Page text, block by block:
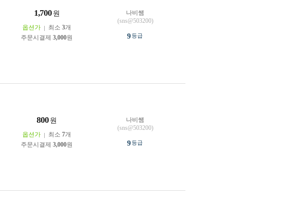
1,700 원
옵션가 최소 3개
주문시결제 3,000원
나비쌤
(sns@503200)
9등급
800 원
옵션가 최소 7개
주문시결제 3,000원
나비쌤
(sns@503200)
9등급